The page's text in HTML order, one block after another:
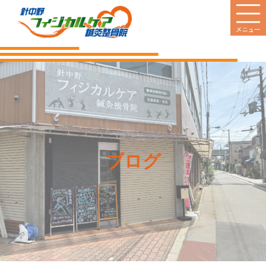
HOME
当院のご案内
診療案内
営業日
新着情報
患者様の声
Q&A
ブログ